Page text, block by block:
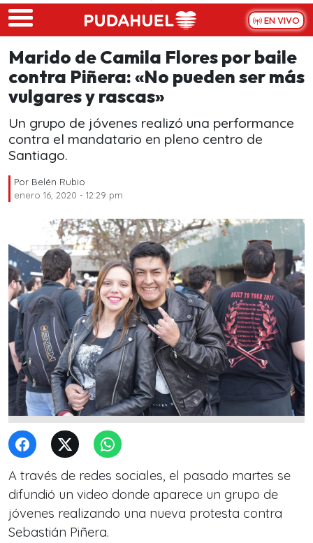
Skip to main content
EN VIVO
Marido de Camila Flores por baile
contra Piñera: «No pueden ser más
vulgares y rascas»
Un grupo de jóvenes realizó una performance
contra el mandatario en pleno centro de
Santiago.
Por Belén Rubio
enero 16, 2020 - 12:29 pm
A través de redes sociales, el pasado martes se
difundió un video donde aparece un grupo de
jóvenes realizando una nueva protesta contra
Sebastián Piñera.